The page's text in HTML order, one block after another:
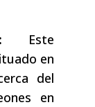
Este
en
del
en